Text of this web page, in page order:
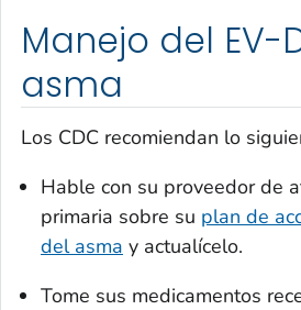
Manejo del EV-
asma
Los CDC recomiendan lo
Hable con su proveedor de
primaria sobre su plan de
del asma y actualícelo.
Tome sus medicamentos